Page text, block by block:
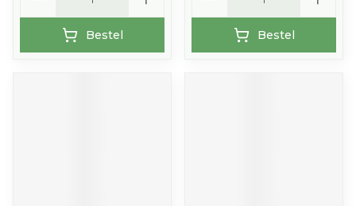
Bestel Bestel